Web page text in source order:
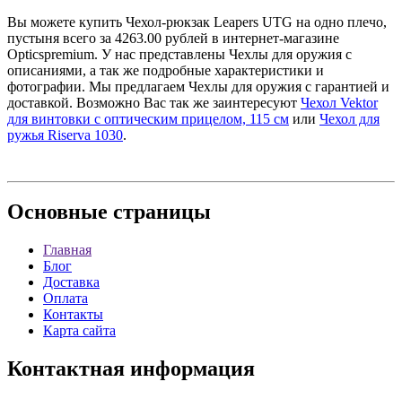
Вы можете купить Чехол-рюкзак Leapers UTG на одно плечо,
пустыня всего за 4263.00 рублей в интернет-магазине
Opticspremium. У нас представлены Чехлы для оружия с
описаниями, а так же подробные характеристики и
фотографии. Мы предлагаем Чехлы для оружия с гарантией и
доставкой. Возможно Вас так же заинтересуют Чехол Vektor
для винтовки с оптическим прицелом, 115 см или Чехол для
ружья Riserva 1030.
Основные страницы
Главная
Блог
Доставка
Оплата
Контакты
Карта сайта
Контактная информация